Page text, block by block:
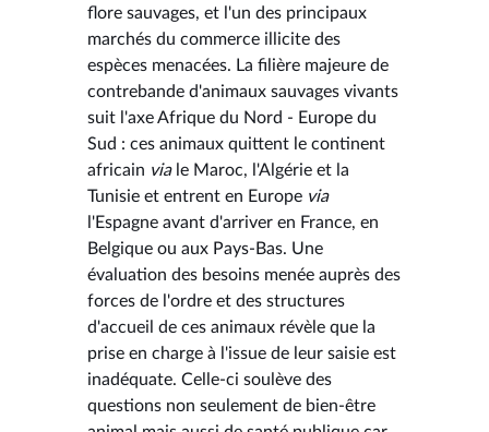
flore sauvages, et l'un des principaux
marchés du commerce illicite des
espèces menacées. La filière majeure de
contrebande d'animaux sauvages vivants
suit l'axe Afrique du Nord - Europe du
Sud : ces animaux quittent le continent
africain viale Maroc, l'Algérie et la
Tunisie et entrent en Europe via
l'Espagne avant d'arriver en France, en
Belgique ou aux Pays-Bas. Une
évaluation des besoins menée auprès des
forces de l'ordre et des structures
d'accueil de ces animaux révèle que la
prise en charge à l'issue de leur saisie est
inadéquate. Celle-ci soulève des
questions non seulement de bien-être